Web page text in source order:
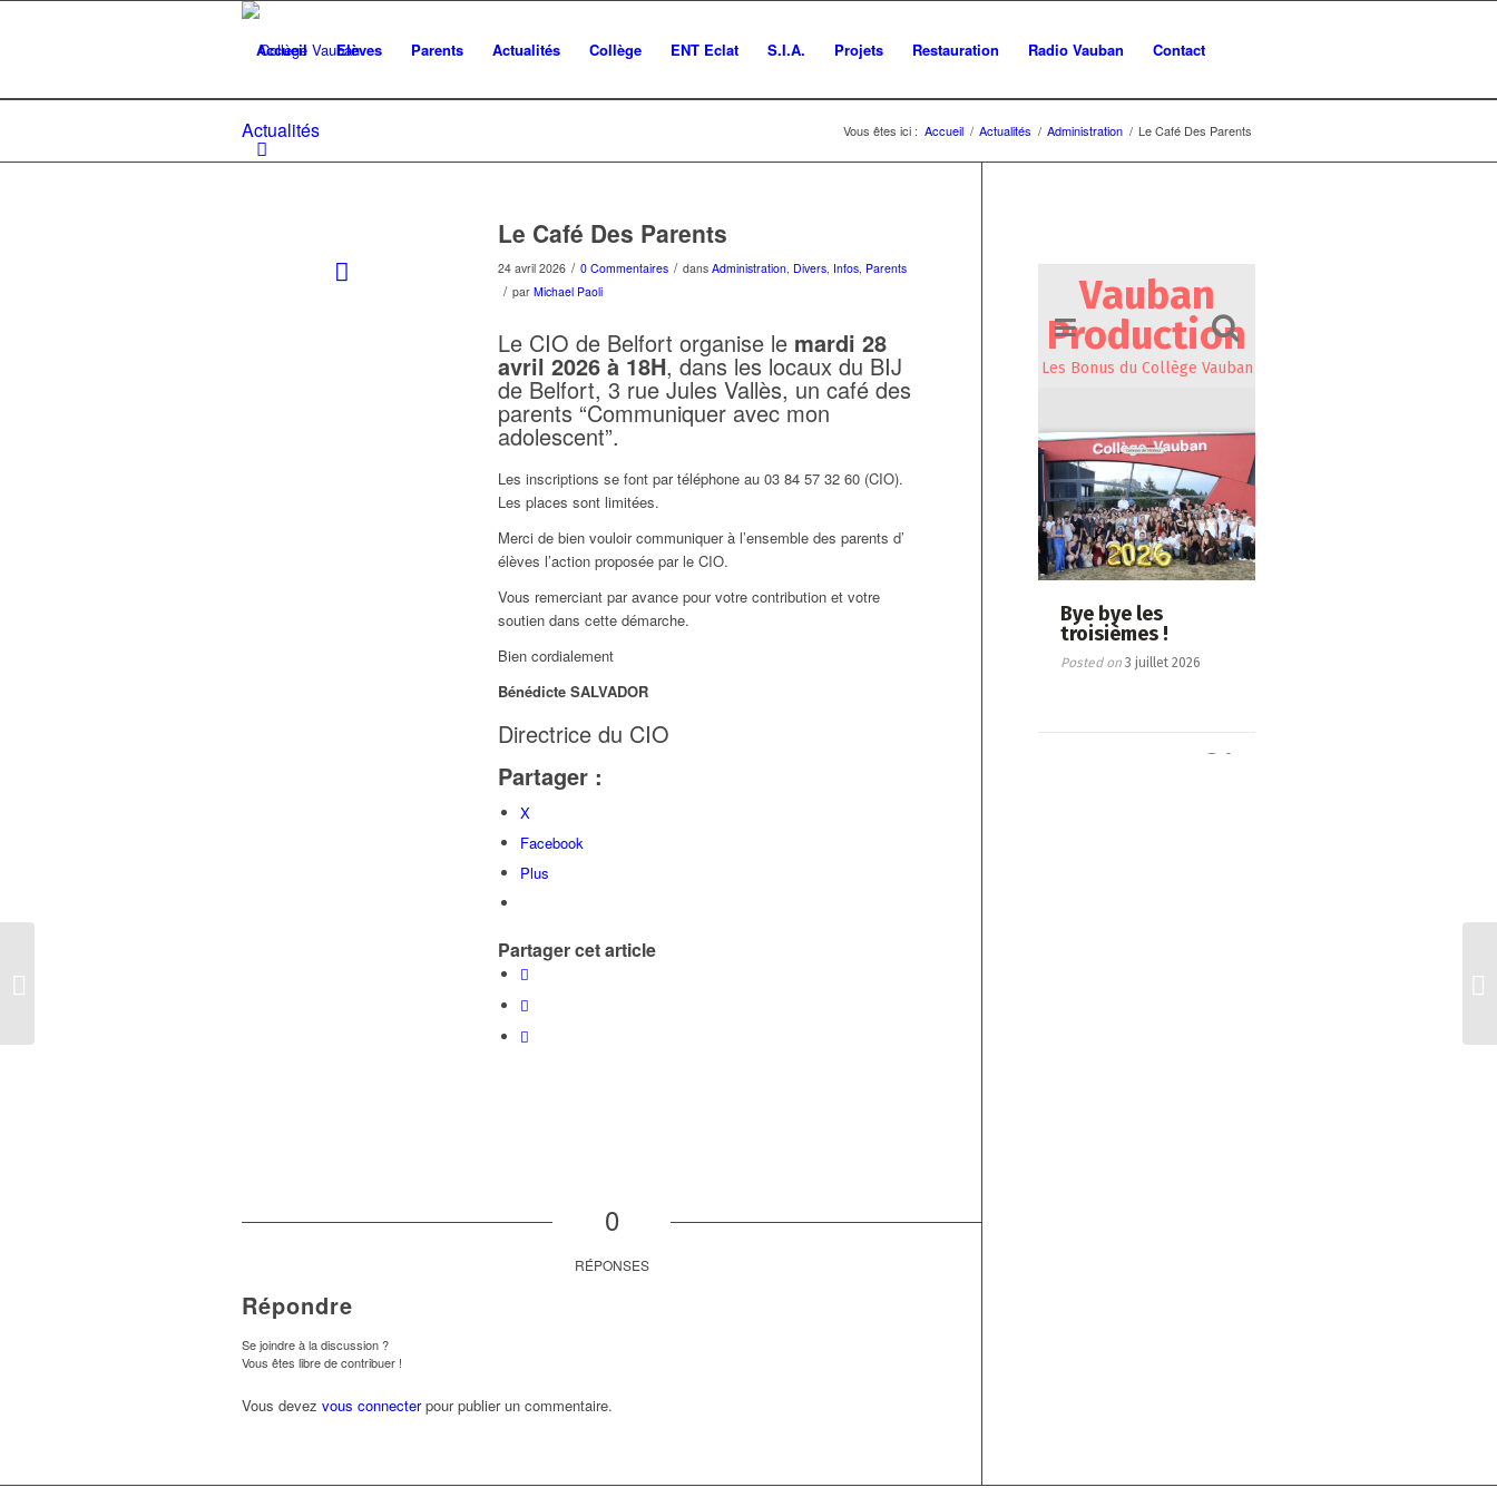
Accueil Elèves Parents Actualités Collège ENT Eclat S.I.A. Projets Restauration Radio Vauban Contact
Actualités Vous êtes ici : Accueil / Actualités / Administration / Le Café Des Parents
Le Café Des Parents
24 avril 2026 / 0 Commentaires / dans Administration, Divers, Infos, Parents
/ par Michael Paoli
Le CIO de Belfort organise le mardi 28
avril 2026 à 18H, dans les locaux du BIJ
de Belfort, 3 rue Jules Vallès, un café des
parents “Communiquer avec mon
adolescent”.
Les inscriptions se font par téléphone au 03 84 57 32 60 (CIO).
Les places sont limitées.
Merci de bien vouloir communiquer à l’ensemble des parents d’
élèves l’action proposée par le CIO.
Vous remerciant par avance pour votre contribution et votre
soutien dans cette démarche.
Bien cordialement
Bénédicte SALVADOR
Directrice du CIO
Partager :
X
Facebook
Plus
Partager cet article
0
RÉPONSES
Répondre
Se joindre à la discussion ?
Vous êtes libre de contribuer !
Vous devez vous connecterpour publier un commentaire.